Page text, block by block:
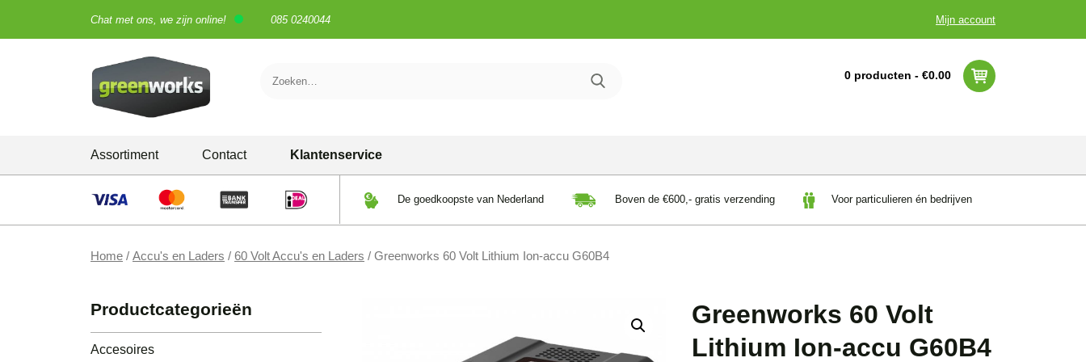
Chat met ons, we zijn online! 085 0240044 Mijn account
0 producten - €0.00
content
Assortiment
Grastrimmers
Grasmaaiers
Heggenscharen
Kettingzagen
Contact Klantenservice
De goedkoopste van Nederland Boven de €600,- gratis verzending Voor particulieren én bedrijven
Home / Accu's en Laders / 60 Volt Accu's en Laders / Greenworks 60 Volt Lithium Ion-accu G60B4
Greenworks 60 Volt
Lithium Ion-accu G60B4
Productcategorieën
Accesoires